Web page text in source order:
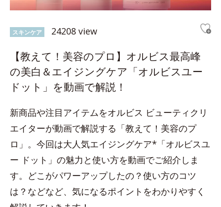
スキンケア 24208 view
【教えて！美容のプロ】オルビス最高峰
の美白＆エイジングケア「オルビスユー
ドット」を動画で解説！
新商品や注目アイテムをオルビス ビューティクリ
エイターが動画で解説する「教えて！美容のプ
ロ」。今回は大人気エイジングケア*「オルビスユ
ー ドット」の魅力と使い方を動画でご紹介しま
す。どこがパワーアップしたの？使い方のコツ
は？などなど、気になるポイントをわかりやすく